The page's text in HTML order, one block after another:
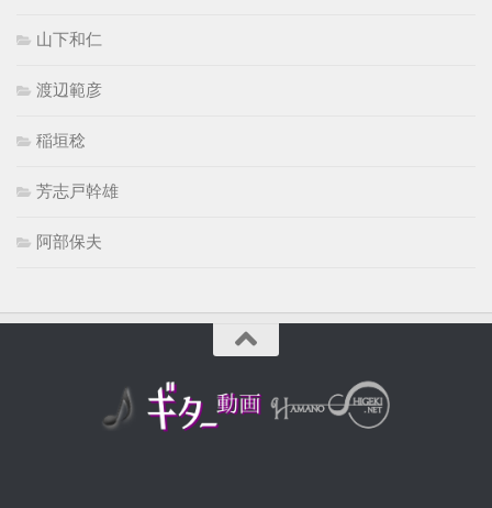
山下和仁
渡辺範彦
稲垣稔
芳志戸幹雄
阿部保夫